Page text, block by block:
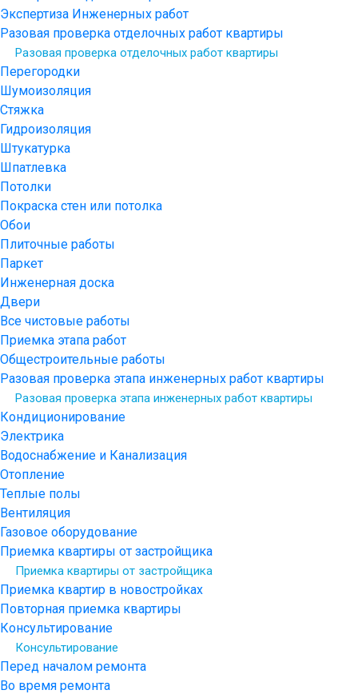
Экспертиза Инженерных работ
Разовая проверка отделочных работ квартиры
Разовая проверка отделочных работ квартиры
Перегородки
Шумоизоляция
Стяжка
Гидроизоляция
Штукатурка
Шпатлевка
Потолки
Покраска стен или потолка
Обои
Плиточные работы
Паркет
Инженерная доска
Двери
Все чистовые работы
Приемка этапа работ
Общестроительные работы
Разовая проверка этапа инженерных работ квартиры
Разовая проверка этапа инженерных работ квартиры
Кондиционирование
Электрика
Водоснабжение и Канализация
Отопление
Теплые полы
Вентиляция
Газовое оборудование
Приемка квартиры от застройщика
Приемка квартиры от застройщика
Приемка квартир в новостройках
Повторная приемка квартиры
Консультирование
Консультирование
Перед началом ремонта
Во время ремонта